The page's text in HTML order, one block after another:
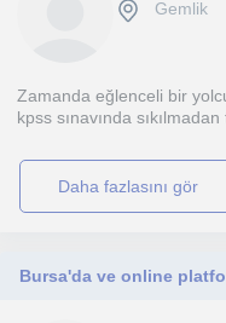
Gemlik
Zamanda eğlenceli bir
kpss sınavında
daha fazlasını gör